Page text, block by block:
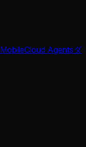
MobileCloud Agentsダ